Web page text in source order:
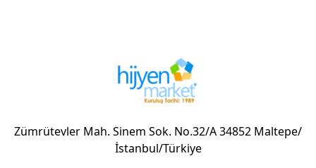
Zümrütevler Mah. Sinem Sok. No.32/A 34852 Maltepe/
İstanbul/Türkiye